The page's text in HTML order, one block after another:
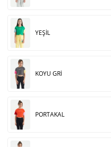
YEŞİL
KOYU GRİ
PORTAKAL